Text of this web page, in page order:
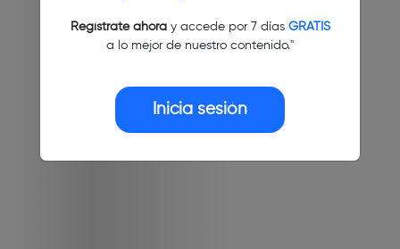
Regístrate ahoray accede por 7 días GRATIS
a lo mejor de nuestro contenido."
Inicia sesión